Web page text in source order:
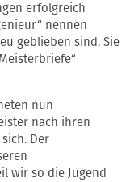
erfolgreich
nennen
geblieben sind. Sie
nun
nach ihren
Der
wir so die Jugend